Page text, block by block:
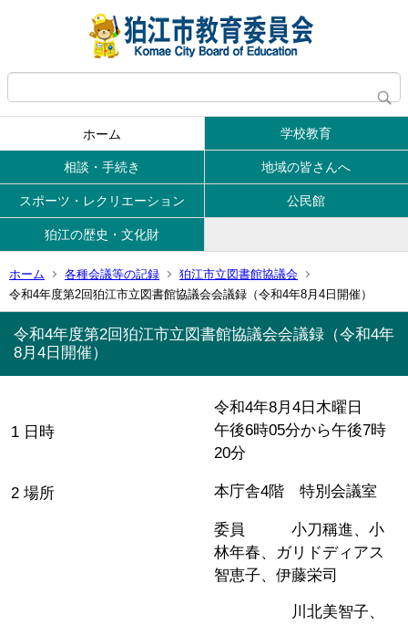
ホーム 学校教育
相談・手続き 地域の皆さんへ
スポーツ・レクリエーション 公民館
狛江の歴史・文化財
ホーム 各種会議等の記録
狛江市立図書館協議会
令和4年度第2回狛江市立図書館協議会会議録（令和4年8月4日開催）
令和4年度第2回狛江市立図書館協議会会議録（令和4年
8月4日開催）
1 日時
令和4年8月4日木曜日
午後6時05分から午後7時
20分
2 場所 本庁舎4階 特別会議室
委員 小刀稱進、小
林年春、ガリドディアス
智恵子、伊藤栄司
川北美智子、